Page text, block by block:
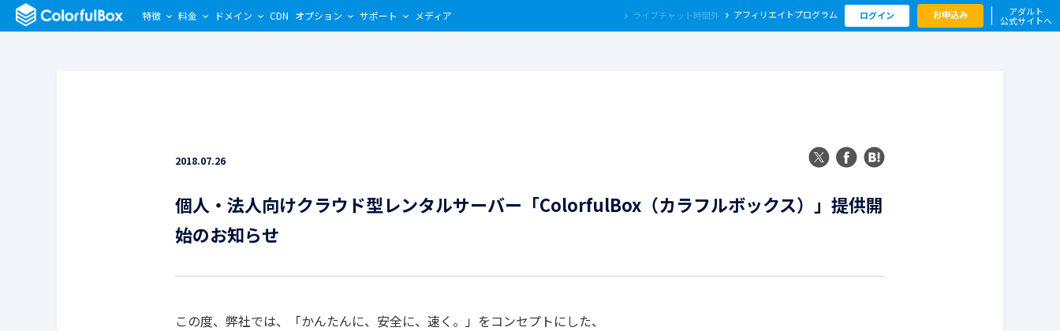
特徴 料金 ドメイン CDN オプション サポート メディア アフィリエイトプログラム ログイン お申込み アダルト
公式サイトへ
2018.07.26
個人・法人向けクラウド型レンタルサーバー「ColorfulBox（カラフルボックス）」提供開
始のお知らせ
この度、弊社では、「かんたんに、安全に、速く。」をコンセプトにした、